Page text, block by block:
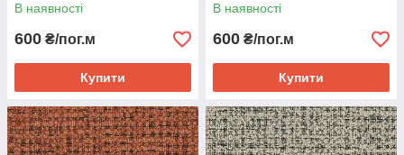
В наявності
600 ₴/пог.м
Купити
В наявності
600 ₴/пог.м
Купити